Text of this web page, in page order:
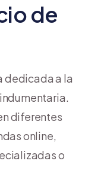
de
dedicada a la
diferentes
online,
o